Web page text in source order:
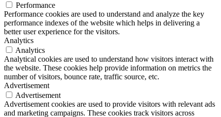
Performance
Performance cookies are used to understand and analyze the key
performance indexes of the website which helps in delivering a
better user experience for the visitors.
Analytics
Analytics
Analytical cookies are used to understand how visitors interact with
the website. These cookies help provide information on metrics the
number of visitors, bounce rate, traffic source, etc.
Advertisement
Advertisement
Advertisement cookies are used to provide visitors with relevant ads
and marketing campaigns. These cookies track visitors across